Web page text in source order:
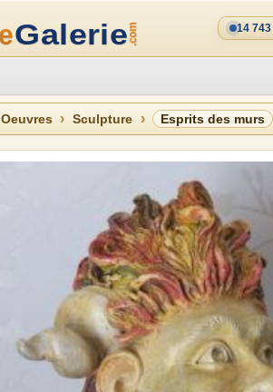
14 743
Oeuvres Sculpture Esprits des murs